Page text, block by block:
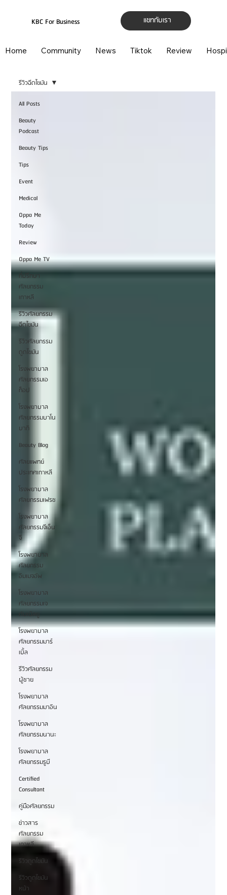
แชทกับเรา
KBC For Business
Home Community News Tiktok Review
All Posts
Beauty
Podcast
Beauty Tips
Tips
Event
Medical
Oppa Me
Today
Review
Oppa Me TV
ที่ปรึกษา
ศัลยกรรม
เกาหลี
รีวิวศัลยกรรม
ฉีดไขมัน
รีวิวศัลยกรรม
ดูดไขมัน
โรงพยาบาล
ศัลยกรรมเอ
ท็อป
โรงพยาบาล
ศัลยกรรมบาโน
บากิ
Beauty Blog
ศัลยแพทย์
ประเทศเกาหลี
โรงพยาบาล
ศัลยกรรมเฟรช
โรงพยาบาล
ศัลยกรรมจีเอ็น
จี
โรงพยาบาล
ศัลยกรรม
อิมเมจอัพ
โรงพยาบาล
ศัลยกรรมเจ
ดับเบิลยู
โรงพยาบาล
ศัลยกรรมมาร์
เบิ้ล
รีวิวศัลยกรรม
ผู้ชาย
โรงพยาบาล
ศัลยกรรมมาอิน
โรงพยาบาล
ศัลยกรรมนานะ
โรงพยาบาล
ศัลยกรรมรูบี
Certified
Consultant
คู่มือศัลยกรรม
ข่าวสาร
ศัลยกรรม
เกาหลี
รีวิวดูดไขมัน
รีวิวดูดไขมัน
หน้า
รีวิวฉีดไขมัน